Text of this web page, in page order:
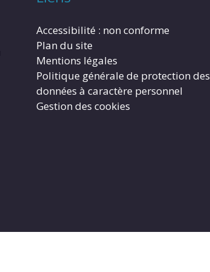
Accessibilité : non conforme
Plan du site
Mentions légales
Politique générale de protection des
données à caractère personnel
Gestion des cookies